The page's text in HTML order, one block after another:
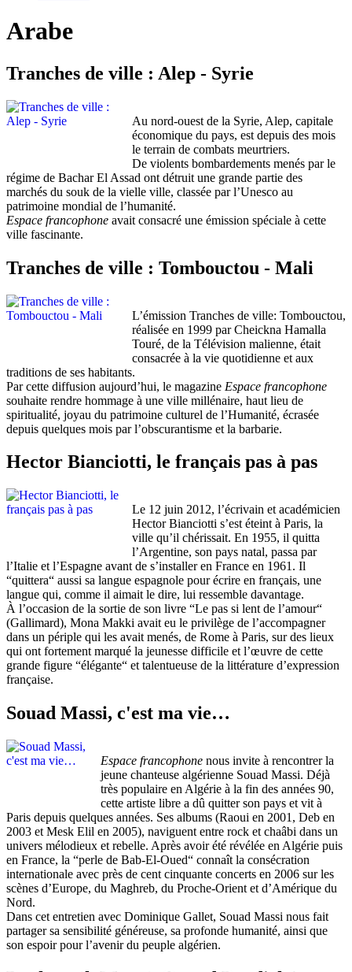
Arabe
Tranches de ville : Alep - Syrie
Au nord-ouest de la Syrie, Alep, capitale
économique du pays, est depuis des mois
le terrain de combats meurtriers.
De violents bombardements menés par le
régime de Bachar El Assad ont détruit une grande partie des
marchés du souk de la vielle ville, classée par l’Unesco au
patrimoine mondial de l’humanité.
Espace francophone avait consacré une émission spéciale à cette
ville fascinante.
Tranches de ville : Tombouctou - Mali
L’émission Tranches de ville: Tombouctou,
réalisée en 1999 par Cheickna Hamalla
Touré, de la Télévision malienne, était
consacrée à la vie quotidienne et aux
traditions de ses habitants.
Par cette diffusion aujourd’hui, le magazine Espace francophone
souhaite rendre hommage à une ville millénaire, haut lieu de
spiritualité, joyau du patrimoine culturel de l’Humanité, écrasée
depuis quelques mois par l’obscurantisme et la barbarie.
Hector Bianciotti, le français pas à pas
Le 12 juin 2012, l’écrivain et académicien
Hector Bianciotti s’est éteint à Paris, la
ville qu’il chérissait. En 1955, il quitta
l’Argentine, son pays natal, passa par
l’Italie et l’Espagne avant de s’installer en France en 1961. Il
“quittera“ aussi sa langue espagnole pour écrire en français, une
langue qui, comme il aimait le dire, lui ressemble davantage.
À l’occasion de la sortie de son livre “Le pas si lent de l’amour“
(Gallimard), Mona Makki avait eu le privilège de l’accompagner
dans un périple qui les avait menés, de Rome à Paris, sur des lieux
qui ont fortement marqué la jeunesse difficile et l’œuvre de cette
grande figure “élégante“ et talentueuse de la littérature d’expression
française.
Souad Massi, c'est ma vie…
Espace francophone nous invite à rencontrer la
jeune chanteuse algérienne Souad Massi. Déjà
très populaire en Algérie à la fin des années 90,
cette artiste libre a dû quitter son pays et vit à
Paris depuis quelques années. Ses albums (Raoui en 2001, Deb en
2003 et Mesk Elil en 2005), naviguent entre rock et chaâbi dans un
univers mélodieux et rebelle. Après avoir été révélée en Algérie puis
en France, la “perle de Bab-El-Oued“ connaît la consécration
internationale avec près de cent cinquante concerts en 2006 sur les
scènes d’Europe, du Maghreb, du Proche-Orient et d’Amérique du
Nord.
Dans cet entretien avec Dominique Gallet, Souad Massi nous fait
partager sa sensibilité généreuse, sa profonde humanité, ainsi que
son espoir pour l’avenir du peuple algérien.